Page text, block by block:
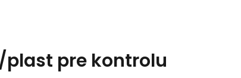
plast pre kontrolu